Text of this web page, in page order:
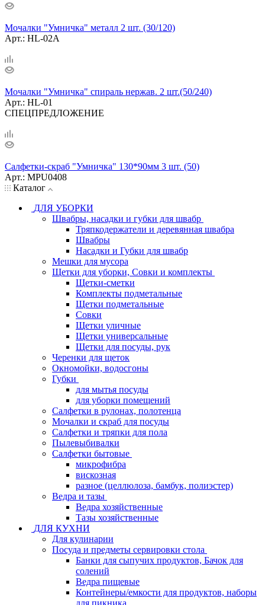
Мочалки "Умничка" металл 2 шт. (30/120)
Арт.: HL-02A
Мочалки "Умничка" спираль нержав. 2 шт.(50/240)
Арт.: HL-01
СПЕЦПРЕДЛОЖЕНИЕ
Салфетки-скраб "Умничка" 130*90мм 3 шт. (50)
Арт.: MPU0408
Каталог
ДЛЯ УБОРКИ
Швабры, насадки и губки для швабр
Тряпкодержатели и деревянная швабра
Швабры
Насадки и Губки для швабр
Мешки для мусора
Щетки для уборки, Совки и комплекты
Щетки-сметки
Комплекты подметальные
Щетки подметальные
Совки
Щетки уличные
Щетки универсальные
Щетки для посуды, рук
Черенки для щеток
Окномойки, водосгоны
Губки
для мытья посуды
для уборки помещений
Салфетки в рулонах, полотенца
Мочалки и скраб для посуды
Салфетки и тряпки для пола
Пылевыбивалки
Салфетки бытовые
микрофибра
вискозная
разное (целлюлоза, бамбук, полиэстер)
Ведра и тазы
Ведра хозяйственные
Тазы хозяйственные
ДЛЯ КУХНИ
Для кулинарии
Посуда и предметы сервировки стола
Банки для сыпучих продуктов, Бачок для
солений
Ведра пищевые
Контейнеры/емкости для продуктов, наборы
для пикника